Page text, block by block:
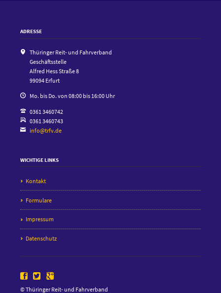
ADRESSE
Thüringer Reit- und Fahrverband
Geschäftsstelle
Alfred Hess Straße 8
99094 Erfurt
Mo. bis Do. von 08:00 bis 16:00 Uhr
0361 3460742
0361 3460743
info@trfv.de
WICHTIGE LINKS
Kontakt
Formulare
Impressum
Datenschutz
Facebook
Twitter
© Thüringer Reit- und Fahrverband